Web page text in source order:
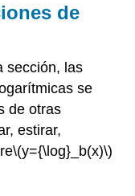
de
sección, las
se
de otras
estirar,
\(y={\log}_b(x)\)